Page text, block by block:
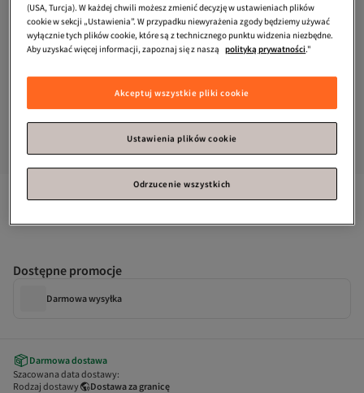
Helen's Home
Podzielona kosmetyczka Organizator
Dostępne promocje
Darmowa wysyłka
Darmowa dostawa
Szacowana data dostawy:
Rodzaj dostawy
Dostawa za granicę
(USA, Turcja). W każdej chwili możesz zmienić decyzję w ustawieniach plików
cookie w sekcji „Ustawienia”. W przypadku niewyrażenia zgody będziemy używać
wyłącznie tych plików cookie, które są z technicznego punktu widzenia niezbędne.
Aby uzyskać więcej informacji, zapoznaj się z naszą polityką prywatności."
Akceptuj wszystkie pliki cookie
Ustawienia plików cookie
Odrzucenie wszystkich